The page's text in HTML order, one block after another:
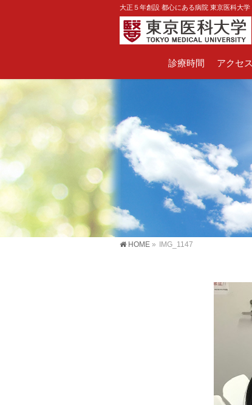
大正５年創設 都心にある病院 東京医科大
診療時間 アクセス
HOME » IMG_1147